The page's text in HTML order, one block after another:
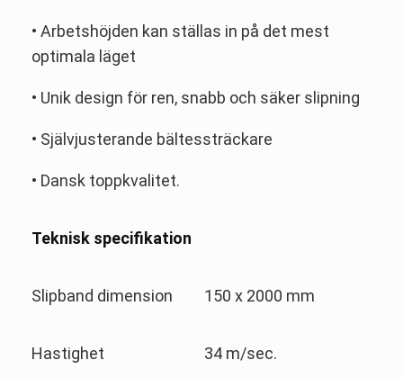
• Arbetshöjden kan ställas in på det mest
optimala läget
• Unik design för ren, snabb och säker slipning
• Självjusterande bältessträckare
• Dansk toppkvalitet.
Teknisk specifikation
Slipband dimension 150 x 2000 mm
Hastighet 34 m/sec.